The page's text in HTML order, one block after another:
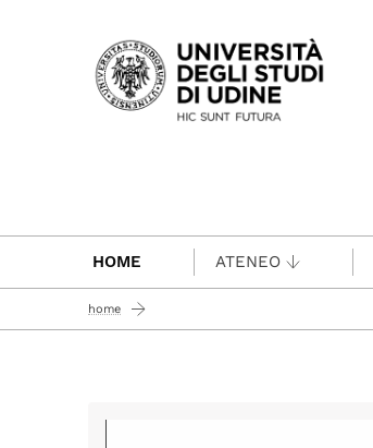
Passa al contenuto principale
HOME ATENEO
home